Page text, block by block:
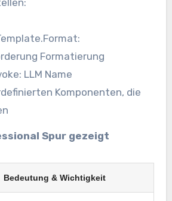
Formatierung
LLM Name
Komponenten, die
Spur gezeigt
Bedeutung & Wichtigkeit